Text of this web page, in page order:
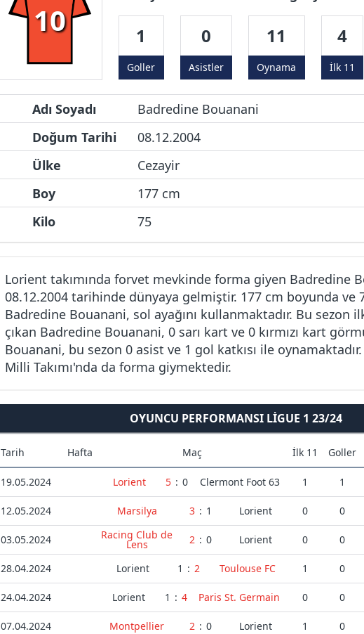
10 1
Goller
0
Asistler
11
Oynama
4
İlk 11
Adı Soyadı
Badredine Bouanani
Doğum Tarihi
08.12.2004
Ülke
Cezayir
Boy
177 cm
Kilo
75
Lorient takımında forvet mevkinde forma giyen Badredine
08.12.2004 tarihinde dünyaya gelmiştir. 177 cm boyunda ve
Badredine Bouanani, sol ayağını kullanmaktadır. Bu sezon
çıkan Badredine Bouanani, 0 sarı kart ve 0 kırmızı kart
Bouanani, bu sezon 0 asist ve 1 gol katkısı ile
Milli Takımı'nda da forma giymektedir.
OYUNCU PERFORMANSI LIGUE 1 23/24
Tarih Hafta Maç İlk 11 Goller
19.05.2024 Lorient 5 : 0 Clermont Foot 63 1 1
12.05.2024 Marsilya 3 : 1 Lorient 0 0
03.05.2024 Racing Club de
Lens 2 : 0 Lorient 0 0
28.04.2024 Lorient 1 : 2 Toulouse FC 1 0
24.04.2024 Lorient 1 : 4 Paris St. Germain 0 0
07.04.2024 Montpellier 2 : 0 Lorient 1 0